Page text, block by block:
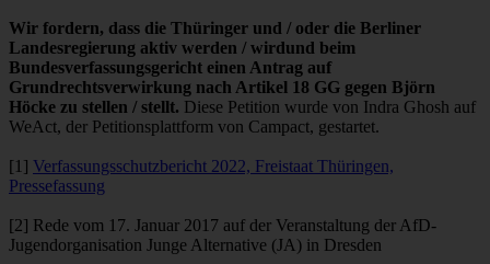
Wir fordern, dass die Thüringer und / oder die Berliner
Landesregierung aktiv werden / wirdund beim
Bundesverfassungsgericht einen Antrag auf
Grundrechtsverwirkung nach Artikel 18 GG gegen Björn
Höcke zu stellen / stellt. Diese Petition wurde von Indra Ghosh auf
WeAct, der Petitionsplattform von Campact, gestartet.
[1] Verfassungsschutzbericht 2022, Freistaat Thüringen,
Pressefassung
[2] Rede vom 17. Januar 2017 auf der Veranstaltung der AfD-
Jugendorganisation Junge Alternative (JA) in Dresden